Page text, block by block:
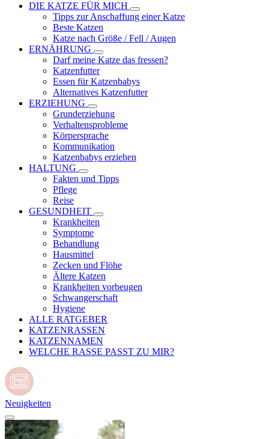
DIE KATZE FÜR MICH
Tipps zur Anschaffung einer Katze
Beste Katzen
Katze nach Größe / Fell / Augen
ERNÄHRUNG
Darf meine Katze das fressen?
Katzenfutter
Essen für Katzenbabys
Alternatives Katzenfutter
ERZIEHUNG
Grunderziehung
Verhaltensprobleme
Körpersprache
Kommunikation
Katzenbabys erziehen
HALTUNG
Fakten und Tipps
Pflege
Reise
GESUNDHEIT
Krankheiten
Symptome
Behandlung
Hausmittel
Zecken und Flöhe
Ältere Katzen
Krankheiten vorbeugen
Schwangerschaft
Hygiene
ALLE RATGEBER
KATZENRASSEN
KATZENNAMEN
WELCHE RASSE PASST ZU MIR?
Neuigkeiten